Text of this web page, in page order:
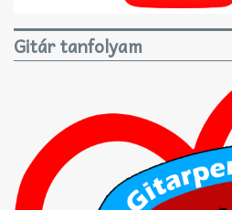
Gitár tanfolyam